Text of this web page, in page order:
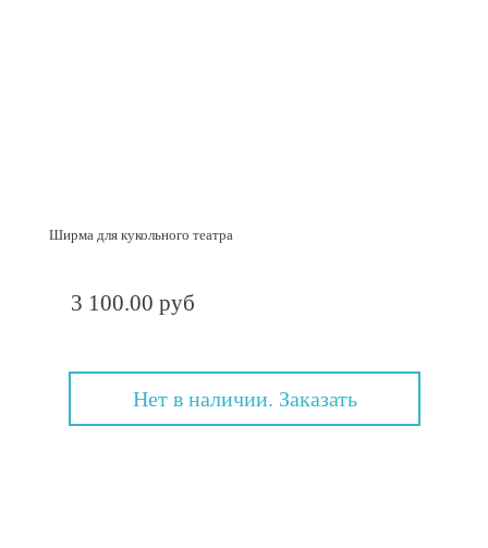
Ширма для кукольного театра
3 100.00 руб
Нет в наличии. Заказать